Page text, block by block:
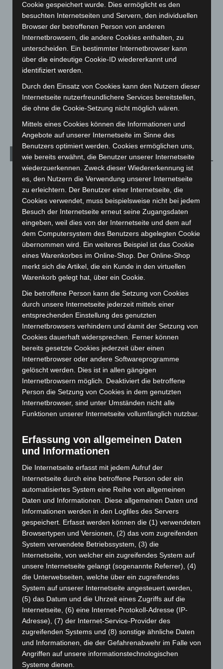
Corona-News
Hannover und Region
Langenhagen und Ortsteile
Leserbriefe
Menschen
Über uns
Veranstaltungen
1.888
Welt
Archiv
August 2026(14)
Juli 2026(73)
Juni 2026(139)
Mai 2026(99)
April 2026(99)
März 2026(115)
Februar 2026(109)
Januar 2026(122)
Dezember 2025 (103)
November 2025(114)
Oktober 2025(112)
September 2025(93)
August 2025
Juli 2025(90)
Juni 2025(103)
Mai 2025(112)
April 2025(88)
Februar 2025(96)
Dezember 2024
(89)
November 2024(94)
Oktober 2024(93)
September 2024(112)
August 2024(107)
Juli 2024(89)
Juni 2024(107)
Mai 2024(149)
April 2024(102)
März 2024(103)
Februar 2024(103)
Januar 2024
(111)
Dezember 2023(130)
Cookie gespeichert wurde. Dies ermöglicht es den
besuchten Internetseiten und Servern, den individuellen
Browser der betroffenen Person von anderen
Internetbrowsern, die andere Cookies enthalten, zu
unterscheiden. Ein bestimmter Internetbrowser kann
über die eindeutige Cookie-ID wiedererkannt und
identifiziert werden.
Durch den Einsatz von Cookies kann den Nutzern dieser
Internetseite nutzerfreundlichere Services bereitstellen,
die ohne die Cookie-Setzung nicht möglich wären.
Mittels eines Cookies können die Informationen und
Angebote auf unserer Internetseite im Sinne des
Benutzers optimiert werden. Cookies ermöglichen uns,
wie bereits erwähnt, die Benutzer unserer Internetseite
wiederzuerkennen. Zweck dieser Wiedererkennung ist
es, den Nutzern die Verwendung unserer Internetseite
zu erleichtern. Der Benutzer einer Internetseite, die
Cookies verwendet, muss beispielsweise nicht bei jedem
Besuch der Internetseite erneut seine Zugangsdaten
eingeben, weil dies von der Internetseite und dem auf
dem Computersystem des Benutzers abgelegten Cookie
übernommen wird. Ein weiteres Beispiel ist das Cookie
eines Warenkorbes im Online-Shop. Der Online-Shop
merkt sich die Artikel, die ein Kunde in den virtuellen
Warenkorb gelegt hat, über ein Cookie.
Die betroffene Person kann die Setzung von Cookies
durch unsere Internetseite jederzeit mittels einer
entsprechenden Einstellung des genutzten
Internetbrowsers verhindern und damit der Setzung von
Cookies dauerhaft widersprechen. Ferner können
bereits gesetzte Cookies jederzeit über einen
Internetbrowser oder andere Softwareprogramme
gelöscht werden. Dies ist in allen gängigen
Internetbrowsern möglich. Deaktiviert die betroffene
Person die Setzung von Cookies in dem genutzten
Internetbrowser, sind unter Umständen nicht alle
Funktionen unserer Internetseite vollumfänglich nutzbar.
Erfassung von allgemeinen Daten
und Informationen
Die Internetseite erfasst mit jedem Aufruf der
Internetseite durch eine betroffene Person oder ein
automatisiertes System eine Reihe von allgemeinen
Daten und Informationen. Diese allgemeinen Daten und
Informationen werden in den Logfiles des Servers
gespeichert. Erfasst werden können die (1) verwendeten
Browsertypen und Versionen, (2) das vom zugreifenden
System verwendete Betriebssystem, (3) die
Internetseite, von welcher ein zugreifendes System auf
unsere Internetseite gelangt (sogenannte Referrer), (4)
die Unterwebseiten, welche über ein zugreifendes
System auf unserer Internetseite angesteuert werden,
(5) das Datum und die Uhrzeit eines Zugriffs auf die
Internetseite, (6) eine Internet-Protokoll-Adresse (IP-
Adresse), (7) der Internet-Service-Provider des
zugreifenden Systems und (8) sonstige ähnliche Daten
und Informationen, die der Gefahrenabwehr im Falle von
Angriffen auf unsere informationstechnologischen
Systeme dienen.